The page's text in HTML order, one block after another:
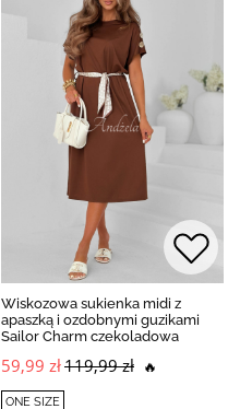
Wiskozowa sukienka midi z
apaszką i ozdobnymi guzikami
Sailor Charm czekoladowa
59,99 zł119,99 zł 🔥
ONE SIZE